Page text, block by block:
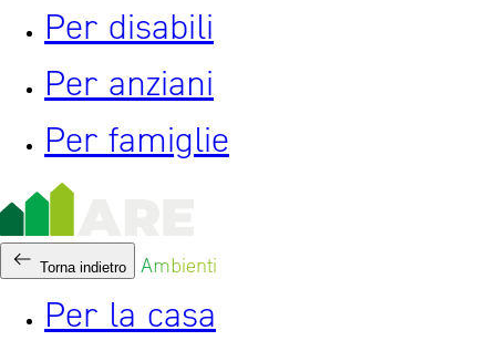
Per disabili
Per anziani
Per famiglie
Torna indietro Ambienti
Per la casa